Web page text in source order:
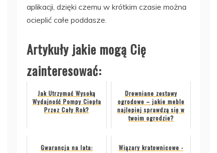
aplikacji, dzięki czemu w krótkim czasie można
ocieplić całe poddasze.
Artykuły jakie mogą Cię
zainteresować:
Jak Utrzymać Wysoką
Wydajność Pompy Ciepła
Przez Cały Rok?
Drewniane zestawy
ogrodowe – jakie meble
najlepiej sprawdzą się w
twoim ogrodzie?
Gwarancja na lata:
Wiązary kratownicowe -